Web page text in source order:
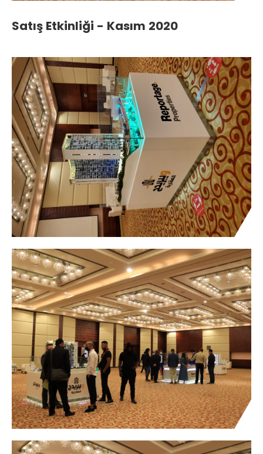
Satış Etkinliği - Kasım 2020